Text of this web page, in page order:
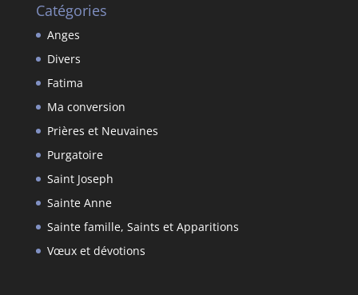
Catégories
Anges
Divers
Fatima
Ma conversion
Prières et Neuvaines
Purgatoire
Saint Joseph
Sainte Anne
Sainte famille, Saints et Apparitions
Vœux et dévotions